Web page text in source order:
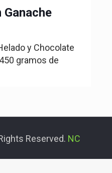
y Chocolate
gramos de
Reserved. NC